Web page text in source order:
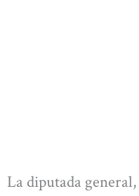
La diputada general,